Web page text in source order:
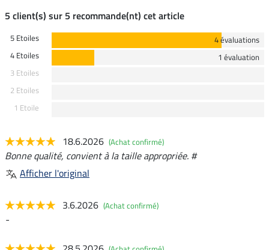
5 client(s) sur 5 recommande(nt) cet article
5 Etoiles
4 évaluations
4 Etoiles
1 évaluation
3 Etoiles
2 Etoiles
1 Etoile
18.6.2026 (Achat confirmé)
Bonne qualité, convient à la taille appropriée. #
Afficher l'original
3.6.2026 (Achat confirmé)
-